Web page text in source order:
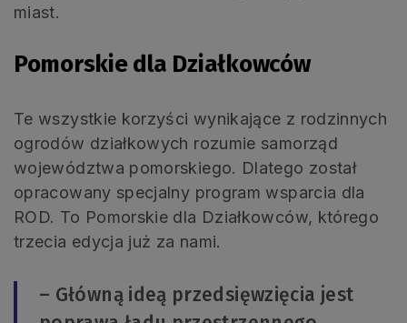
miast.
Pomorskie dla Działkowców
Te wszystkie korzyści wynikające z rodzinnych
ogrodów działkowych rozumie samorząd
województwa pomorskiego. Dlatego został
opracowany specjalny program wsparcia dla
ROD. To Pomorskie dla Działkowców, którego
trzecia edycja już za nami.
– Główną ideą przedsięwzięcia jest